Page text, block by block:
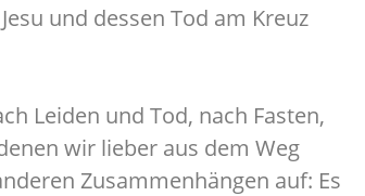
und dessen Tod am Kreuz
Leiden und Tod, nach Fasten,
wir lieber aus dem Weg
Zusammenhängen auf: Es